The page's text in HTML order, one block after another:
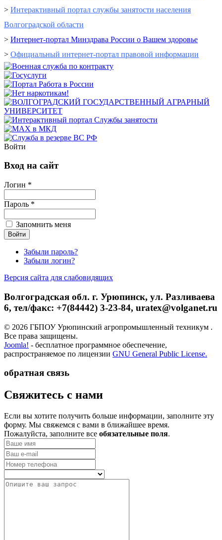
> Интерактивный портал cлужбы занятости населения
Волгоградской области
> Интернет-портал Минздрава России о Вашем здоровье
> Официальный интернет-портал правовой информации
Войти
Вход на сайт
Логин *
Пароль *
Запомнить меня
Забыли пароль?
Забыли логин?
Версия сайта для слабовидящих
Волгоградская обл. г. Урюпинск, ул. Разливаева
6, тел/факс: +7(84442) 3-23-84, uratex@volganet.ru
© 2026 ГБПОУ Урюпинский агропромышленный техникум .
Все права защищены.
Joomla! - бесплатное программное обеспечение,
распространяемое по лицензии GNU General Public License.
обратная связь
­Свяжитесь с нами
Если вы хотите получить больше информации, заполните эту
форму. Мы свяжемся с вами в ближайшее время.
Пожалуйста, заполните все обязательные поля.